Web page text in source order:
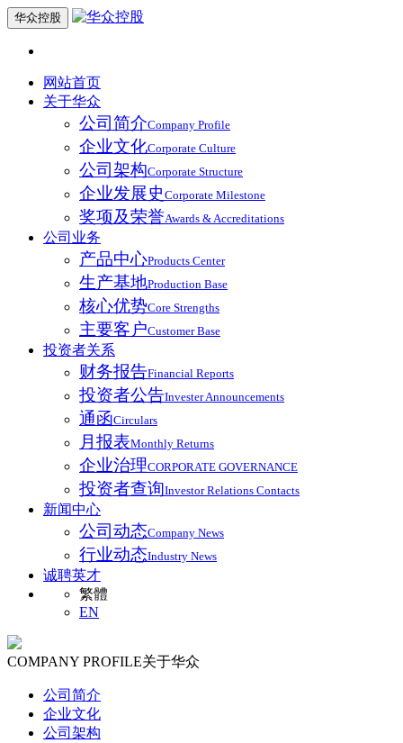
华众控股
网站首页
关于华众
公司简介Company Profile
企业文化Corporate Culture
公司架构Corporate Structure
企业发展史 Corporate Milestone
奖项及荣誉Awards & Accreditations
公司业务
产品中心Products Center
生产基地Production Base
核心优势Core Strengths
主要客户Customer Base
投资者关系
财务报告Financial Reports
投资者公告Invester Announcements
通函Circulars
月报表Monthly Returns
企业治理CORPORATE GOVERNANCE
投资者查询Investor Relations Contacts
新闻中心
公司动态Company News
行业动态Industry News
诚聘英才
繁體
EN
COMPANY PROFILE关于华众
公司简介
企业文化
公司架构